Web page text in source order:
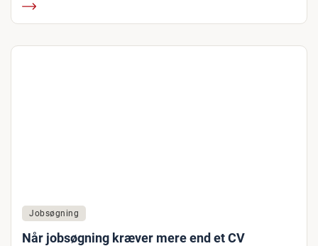
Jobsøgning
Når jobsøgning kræver mere end et CV